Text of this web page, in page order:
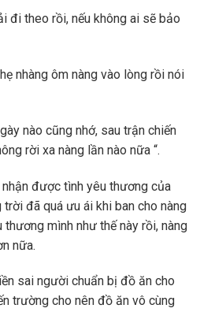
đi theo rồi, nếu không ai sẽ bảo
nhàng ôm nàng vào lòng rồi nói
nào cũng nhớ, sau trận chiến
rời xa nàng lần nào nữa “.
được tình yêu thương của
trời đã quá ưu ái khi ban cho nàng
mình như thế này rồi, nàng
nữa.
sai người chuẩn bị đồ ăn cho
trường cho nên đồ ăn vô cùng